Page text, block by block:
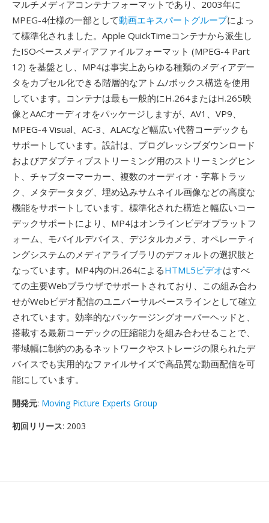
マルチメディアコンテナフォーマットであり、2003年に
MPEG-4仕様の一部として動画エキスパートグループによっ
て標準化されました。Apple QuickTimeコンテナから派生し
たISOベースメディアファイルフォーマット (MPEG-4 Part
12) を基盤とし、MP4は事実上あらゆる種類のメディアデー
タをカプセル化できる階層的なアトム/ボックス構造を使用
しています。コンテナは最も一般的にH.264またはH.265映
像とAACオーディオをパッケージしますが、AV1、VP9、
MPEG-4 Visual、AC-3、ALACなど幅広い代替コーデックも
サポートしています。設計は、プログレッシブダウンロード
およびアダプティブストリーミング用のストリーミングヒン
ト、チャプターマーカー、複数のオーディオ・字幕トラッ
ク、メタデータタグ、埋め込みサムネイル画像などの高度な
機能をサポートしています。標準化された構造と幅広いコー
デックサポートにより、MP4はオンラインビデオプラットフ
ォーム、モバイルデバイス、デジタルカメラ、オペレーティ
ングシステムのメディアライブラリのデフォルトの選択肢と
なっています。MP4内のH.264によるHTML5ビデオはすべ
ての主要Webブラウザでサポートされており、この組み合わ
せがWebビデオ配信のユニバーサルベースラインとして確立
されています。効率的なパッケージングオーバーヘッドと、
搭載する最新コーデックの圧縮能力を組み合わせることで、
帯域幅に制約のあるネットワークやストレージの限られたデ
バイスでも実用的なファイルサイズで高品質な動画配信を可
能にしています。
開発元: Moving Picture Experts Group
初回リリース: 2003